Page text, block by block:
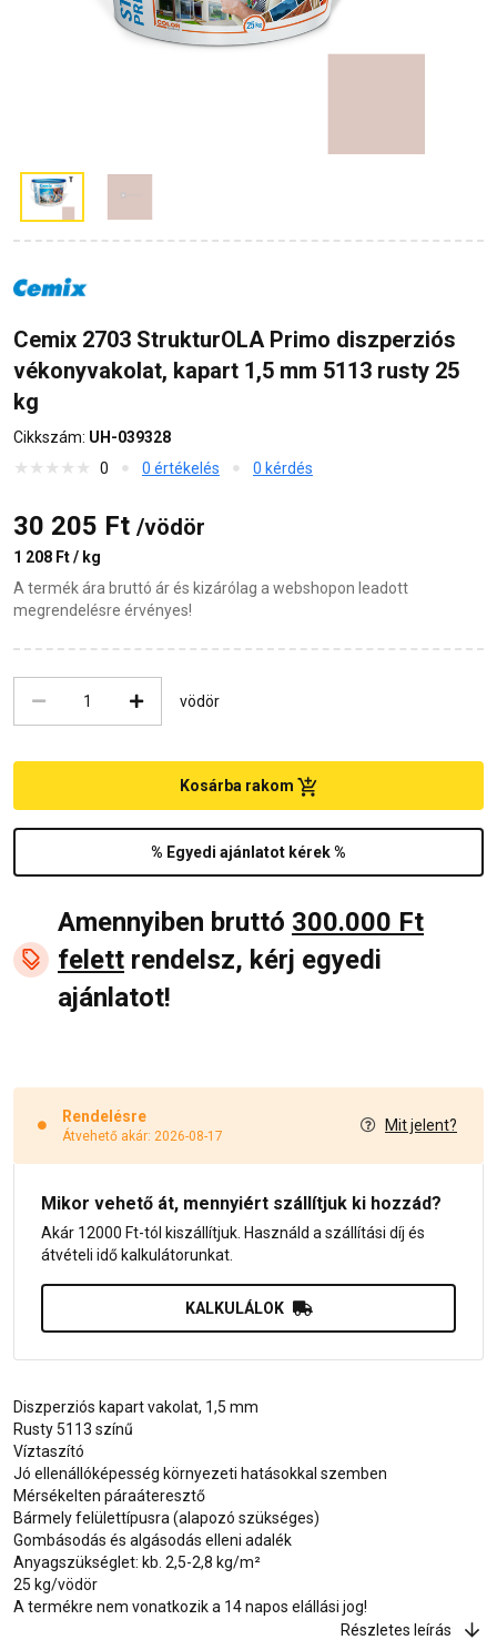
Cemix 2703 StrukturOLA Primo diszperziós
vékonyvakolat, kapart 1,5 mm 5113 rusty 25
kg
Cikkszám: UH-039328
0
0 értékelés 0 kérdés
30 205 Ft /vödör
1 208 Ft / kg
A termék ára bruttó ár és kizárólag a webshopon leadott
megrendelésre érvényes!
vödör
% Egyedi ajánlatot kérek %
Kosárba rakom
Amennyiben bruttó 300.000 Ft
felett rendelsz, kérj egyedi
ajánlatot!
Rendelésre
Átvehető akár: 2026-08-17
Mit jelent?
Mikor vehető át, mennyiért szállítjuk ki hozzád?
Akár 12000 Ft-tól kiszállítjuk. Használd a szállítási díj és
átvételi idő kalkulátorunkat.
KALKULÁLOK
Diszperziós kapart vakolat, 1,5 mm
Rusty 5113 színű
Víztaszító
Jó ellenállóképesség környezeti hatásokkal szemben
Mérsékelten páraáteresztő
Bármely felülettípusra (alapozó szükséges)
Gombásodás és algásodás elleni adalék
Anyagszükséglet: kb. 2,5-2,8 kg/m²
25 kg/vödör
A termékre nem vonatkozik a 14 napos elállási jog!
Részletes leírás